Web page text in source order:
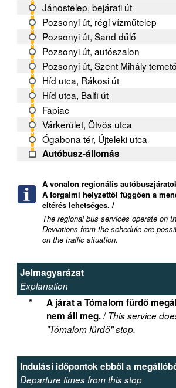
Jánostelep, bejárati út
Pozsonyi út, régi vízműtelep
Pozsonyi út, Sand dűlő
Pozsonyi út, autószalon
Pozsonyi út, Szent Mihály temető
Híd utca, Rákosi út
Híd utca, Balfi út
Fapiac
Várkerület, Ötvös utca
Ógabona tér, Újteleki utca
Autóbusz-állomás
A vonalon regionális
A forgalmi helyzettől függően a
eltérés lehetséges. /
The regional bus services operate on
Deviations from the schedule are
on the traffic situation.
Jelmagyarázat
Explanation
*
A járat a Tómalom fürdő
nem áll meg./This service
"Tómalom fürdő" stop.
Indulási időpontok ebből a
Departure times from this stop